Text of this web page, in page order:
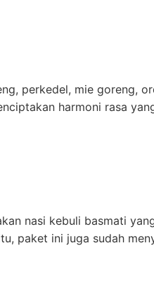
perkedel, mie goreng,
harmoni rasa
nasi kebuli basmati
paket ini juga sudah